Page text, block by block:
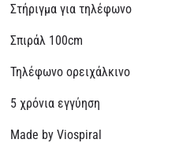
Στήριγμα για τηλέφωνο
Σπιράλ 100cm
Τηλέφωνο ορειχάλκινο
5 χρόνια εγγύηση
Made by Viospiral